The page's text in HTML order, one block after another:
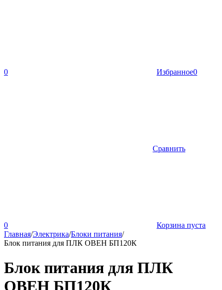
0 Избранное0
Сравнить
0
Корзина пуста
Главная/Электрика/Блоки питания/
Блок питания для ПЛК ОВЕН БП120К
Блок питания для ПЛК
ОВЕН БП120К